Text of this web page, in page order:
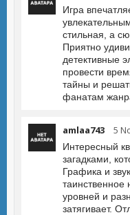
Игра
стильная, а
Приятно
детективные
провести
тайны и
фанатам
amlaa743 5
Интересный
загадками,
Графика и
уровней и
затягивает.